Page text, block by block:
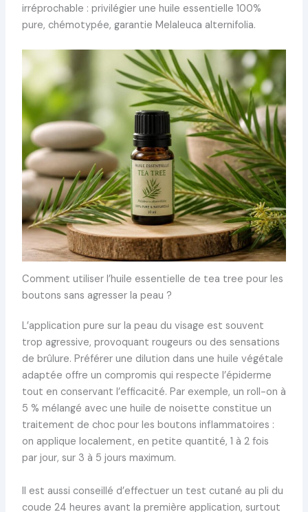
irréprochable : privilégier une huile essentielle 100%
pure, chémotypée, garantie Melaleuca alternifolia.
Comment utiliser l’huile essentielle de tea tree pour les
boutons sans agresser la peau ?
L’application pure sur la peau du visage est souvent
trop agressive, provoquant rougeurs ou des sensations
de brûlure. Préférer une dilution dans une huile végétale
adaptée offre un compromis qui respecte l’épiderme
tout en conservant l’efficacité. Par exemple, un roll-on à
5 % mélangé avec une huile de noisette constitue un
traitement de choc pour les boutons inflammatoires :
on applique localement, en petite quantité, 1 à 2 fois
par jour, sur 3 à 5 jours maximum.
Il est aussi conseillé d’effectuer un test cutané au pli du
coude 24 heures avant la première application, surtout